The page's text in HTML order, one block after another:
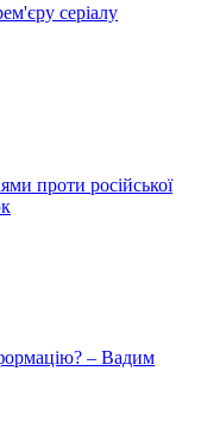
серіалу
проти російської
– Вадим